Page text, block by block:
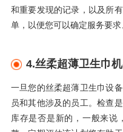
和重要发现的记录，以及所
单，以便您可以确定服务要求
4.丝柔超薄卫生巾
一旦您的丝柔超薄卫生巾设
员和其他涉及的员工。检查
库存是否是新的，一般来说